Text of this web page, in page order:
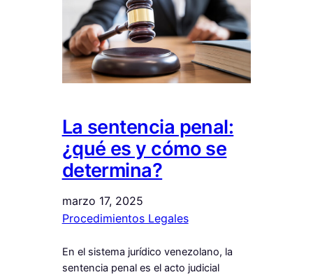
La sentencia penal:
¿qué es y cómo se
determina?
marzo 17, 2025
Procedimientos Legales
En el sistema jurídico venezolano, la
sentencia penal es el acto judicial